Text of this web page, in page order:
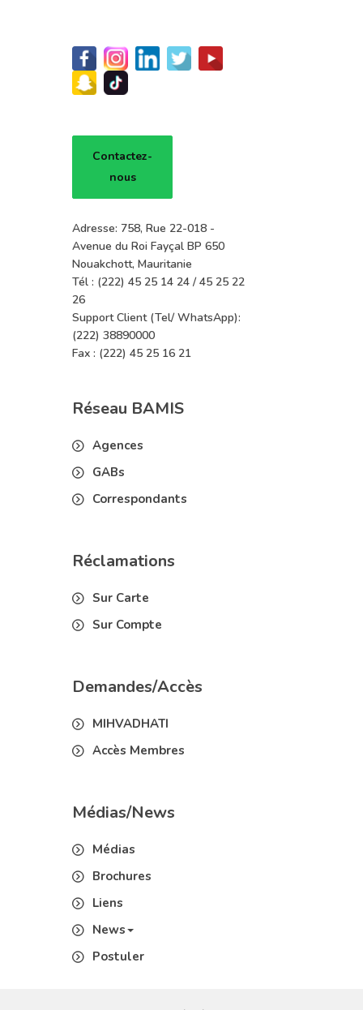
Contactez-
nous
Adresse: 758, Rue 22-018 -
Avenue du Roi Fayçal BP 650
Nouakchott, Mauritanie
Tél : (222) 45 25 14 24 / 45 25 22
26
Support Client (Tel/ WhatsApp):
(222) 38890000
Fax : (222) 45 25 16 21
Réseau BAMIS
Agences
GABs
Correspondants
Réclamations
Sur Carte
Sur Compte
Demandes/Accès
MIHVADHATI
Accès Membres
Médias/News
Médias
Brochures
Liens
News
Postuler